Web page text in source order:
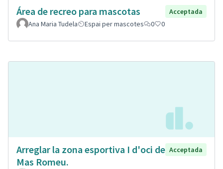
Área de recreo para mascotas
Acceptada
Ana Maria Tudela
Espai per mascotes 0 0
Arreglar la zona esportiva I d'oci de
Mas Romeu.
Acceptada